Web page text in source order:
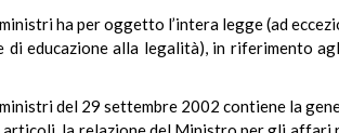
ha per oggetto l’intera legge (ad
educazione alla legalità), in riferimento
del 29 settembre 2002 contiene la